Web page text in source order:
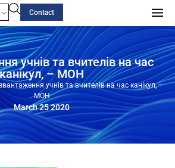
Contact
учнів та вчителів на час
канікул, – МОН
учнів та вчителів на час канікул, –
МОН
March 25 2020